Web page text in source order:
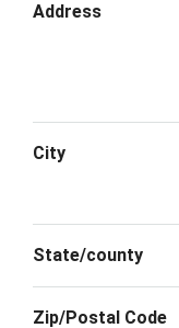
Address
City
State/county
Zip/Postal Code